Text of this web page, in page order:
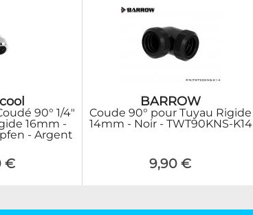
90° 1/4"
16mm -
- Argent
€
BARROW
Coude 90° pour Tuyau Rigide
14mm - Noir - TWT90KNS-K14
9,90 €